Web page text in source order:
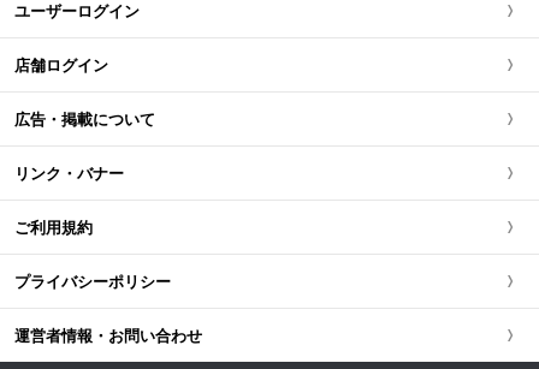
新橋・汐留・銀座・六本木
上野・鶯谷・神田・秋葉原
錦糸町・葛西・葛飾
立川・八王子・町田
茨城県
栃木県
群馬県
兵庫県
滋賀県
奈良県
和歌山県
静岡県
新潟県
岐阜県
三重県
山梨県
長野県
石川県
中国・四国全域
広島県
岡山県
鳥取県
島根県
山口県
香川県
九州・沖縄版TOP
九州・沖縄全域
福岡県
熊本県
佐賀県
長崎県
大分県
ユーザーログイン
店舗ログイン
広告・掲載について
リンク・バナー
ご利用規約
プライバシーポリシー
運営者情報・お問い合わせ